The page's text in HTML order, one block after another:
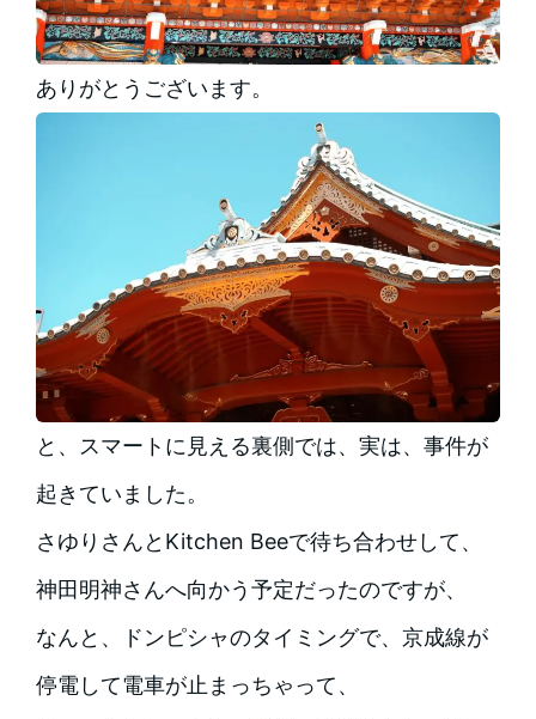
ありがとうございます。
と、スマートに見える裏側では、実は、事件が
起きていました。
さゆりさんとKitchen Beeで待ち合わせして、
神田明神さんへ向かう予定だったのですが、
なんと、ドンピシャのタイミングで、京成線が
停電して電車が止まっちゃって、